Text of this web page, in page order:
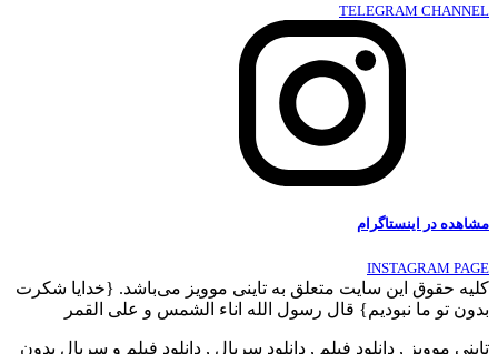
TELEGRAM CHANNEL
مشاهده در اینستاگرام
INSTAGRAM PAGE
کلیه حقوق این سایت متعلق به تاینی موویز می‌باشد. {خدایا شکرت
بدون تو ما نبودیم} قال رسول الله اناء الشمس و علی القمر
تاینی موویز , دانلود فیلم , دانلود سریال , دانلود فیلم و سریال بدون